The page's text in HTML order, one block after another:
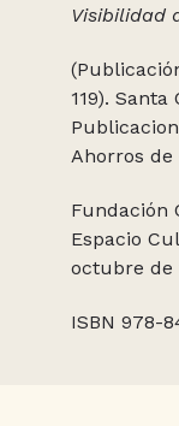
Visibilidad
119).
Ahorros de
Fundación
Espacio
octubre de
ISBN 978-